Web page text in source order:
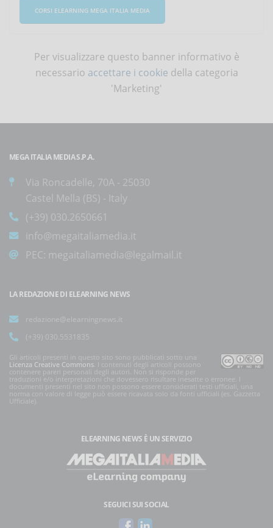
CORSI ELEARNING MEGA ITALIA MEDIA
Per visualizzare questo banner informativo è
necessario accettare i cookie della categoria
'Marketing'
MEGA ITALIA MEDIA S.P.A.
Via Roncadelle, 70A - 25030
Castel Mella (BS) - Italy
(+39) 030.2650661
info@megaitaliamedia.it
PEC: megaitaliamedia@legalmail.it
LA REDAZIONE DI ELEARNING NEWS
redazione@elearningnews.it
(+39) 030.5531835
Gli articoli presenti in questo sito sono pubblicati sotto una
Licenza Creative Commons. I contenuti degli articoli possono
contenere pareri personali degli autori. Non si risponde per
traduzioni e/o interpretazioni che dovessero risultare inesatte o erronee. I
documenti presenti nel sito non possono essere considerati testi ufficiali, una
norma con valore di legge può essere ricavata solo da fonti ufficiali (es. Gazzetta
Ufficiale).
ELEARNING NEWS È UN SERVIZIO
SEGUICI SUI SOCIAL